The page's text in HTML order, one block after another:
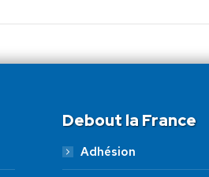
Debout la France
Adhésion